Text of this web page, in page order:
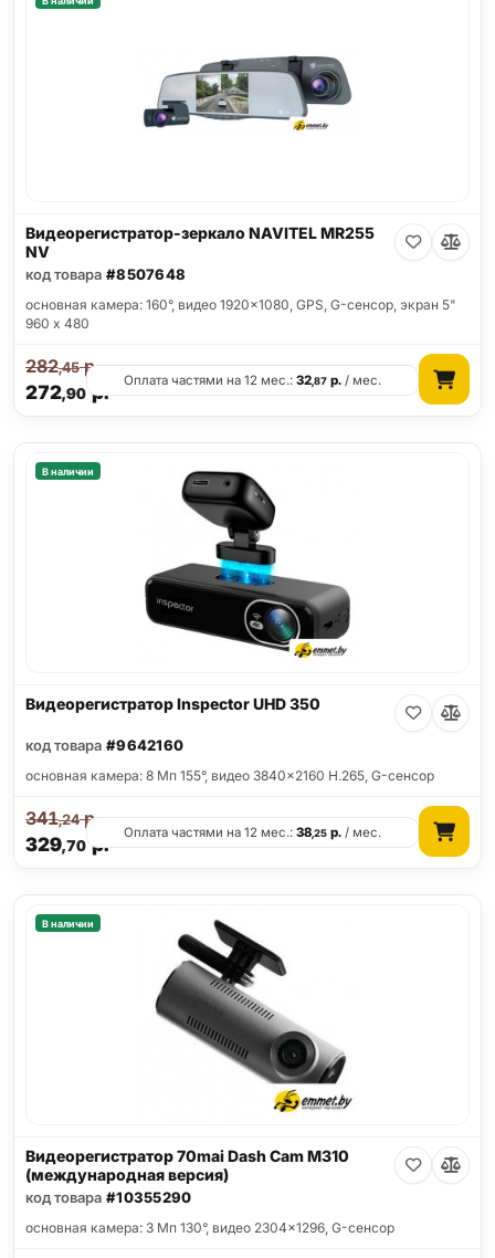
Видеорегистратор-зеркало NAVITEL MR255
NV
код товара #8507648
основная камера: 160°, видео 1920x1080, GPS, G-сенсор, экран 5"
960 x 480
272,90р.
282,45р.
Оплата частями на 12 мес.:32,87 р. / мес.
В наличии
Видеорегистратор Inspector UHD 350
код товара #9642160
основная камера: 8 Мп 155°, видео 3840x2160 H.265, G-сенсор
329,70р.
341,24р.
Оплата частями на 12 мес.:38,25 р. / мес.
В наличии
Видеорегистратор 70mai Dash Cam M310
(международная версия)
код товара #10355290
основная камера: 3 Мп 130°, видео 2304x1296, G-сенсор